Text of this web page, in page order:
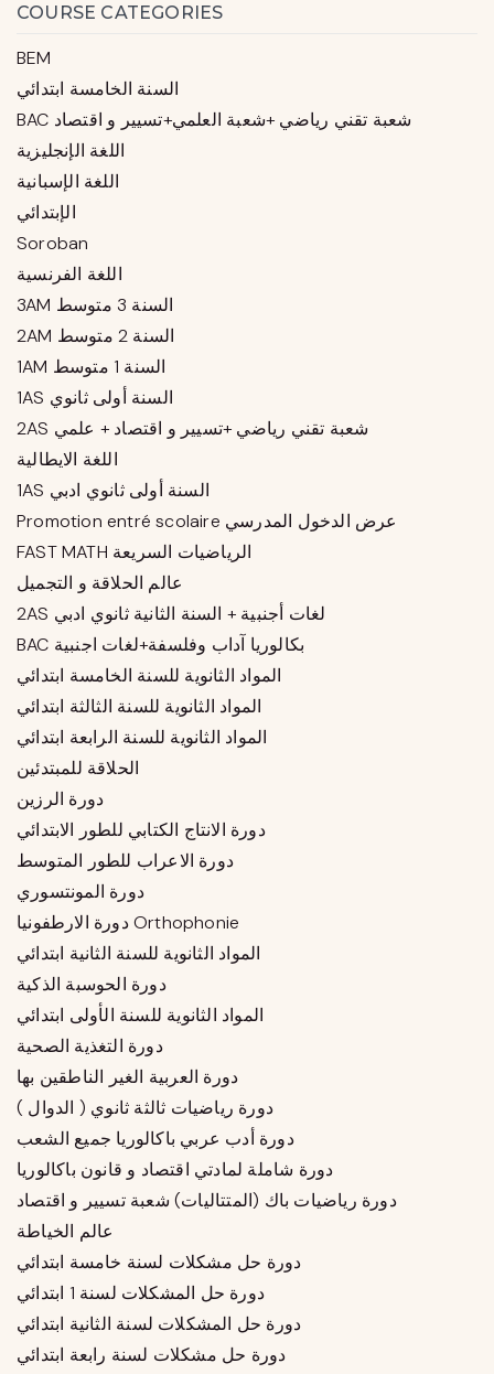
COURSE CATEGORIES
BEM
السنة الخامسة ابتدائي
BAC شعبة تقني رياضي +شعبة العلمي+تسيير و اقتصاد
اللغة الإنجليزية
اللغة الإسبانية
الإبتدائي
Soroban
اللغة الفرنسية
3AM السنة 3 متوسط
2AM السنة 2 متوسط
1AM السنة 1 متوسط
1AS السنة أولى ثانوي
2AS شعبة تقني رياضي +تسيير و اقتصاد + علمي
اللغة الايطالية
1AS السنة أولى ثانوي ادبي
Promotion entré scolaire عرض الدخول المدرسي
FAST MATH الرياضيات السريعة
عالم الحلاقة و التجميل
2AS لغات أجنبية + السنة الثانية ثانوي ادبي
BAC بكالوريا آداب وفلسفة+لغات اجنبية
المواد الثانوية للسنة الخامسة ابتدائي
المواد الثانوية للسنة الثالثة ابتدائي
المواد الثانوية للسنة الرابعة ابتدائي
الحلاقة للمبتدئين
دورة الرزين
دورة الانتاج الكتابي للطور الابتدائي
دورة الاعراب للطور المتوسط
دورة المونتسوري
دورة الارطفونيا Orthophonie
المواد الثانوية للسنة الثانية ابتدائي
دورة الحوسبة الذكية
المواد الثانوية للسنة الأولى ابتدائي
دورة التغذية الصحية
دورة العربية الغير الناطقين بها
دورة رياضيات ثالثة ثانوي ( الدوال )
دورة أدب عربي باكالوريا جميع الشعب
دورة شاملة لمادتي اقتصاد و قانون باكالوريا
دورة رياضيات باك (المتتاليات) شعبة تسيير و اقتصاد
عالم الخياطة
دورة حل مشكلات لسنة خامسة ابتدائي
دورة حل المشكلات لسنة 1 ابتدائي
دورة حل المشكلات لسنة الثانية ابتدائي
دورة حل مشكلات لسنة رابعة ابتدائي